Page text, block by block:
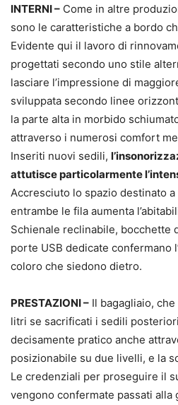
INTERNI – Come in altre
sono le caratteristiche a bordo
Evidente qui il lavoro di
progettati secondo uno stile
lasciare l’impressione di
sviluppata secondo linee
la parte alta in morbido
attraverso i numerosi comfort
Inseriti nuovi sedili,
attutisce particolarmente
Accresciuto lo spazio destinato
entrambe le fila aumenta
Schienale reclinabile, bocchette
porte USB dedicate confermano
coloro che siedono dietro.
PRESTAZIONI – Il bagagliaio,
litri se sacrificati i sedili
decisamente pratico anche
posizionabile su due livelli, e la
Le credenziali per proseguire il
vengono confermate passati alla